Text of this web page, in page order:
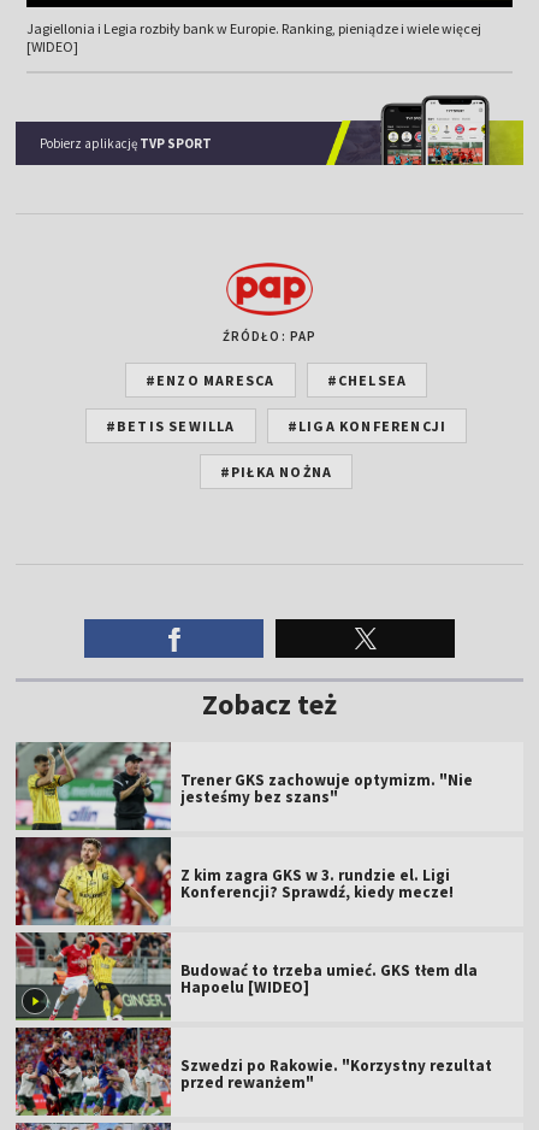
Jagiellonia i Legia rozbiły bank w Europie. Ranking, pieniądze i wiele więcej
[WIDEO]
Pobierz aplikację TVP SPORT
ŹRÓDŁO: PAP
#ENZO MARESCA #CHELSEA
#BETIS SEWILLA #LIGA KONFERENCJI
#PIŁKA NOŻNA
Zobacz też
Trener GKS zachowuje optymizm. "Nie
jesteśmy bez szans"
Z kim zagra GKS w 3. rundzie el. Ligi
Konferencji? Sprawdź, kiedy mecze!
Budować to trzeba umieć. GKS tłem dla
Hapoelu [WIDEO]
Szwedzi po Rakowie. "Korzystny rezultat
przed rewanżem"